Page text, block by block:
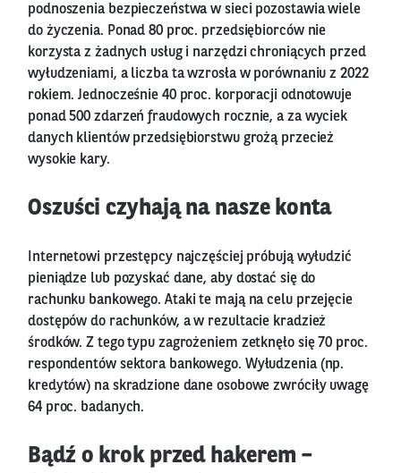
podnoszenia bezpieczeństwa w sieci pozostawia wiele
do życzenia. Ponad 80 proc. przedsiębiorców nie
korzysta z żadnych usług i narzędzi chroniących przed
wyłudzeniami, a liczba ta wzrosła w porównaniu z 2022
rokiem. Jednocześnie 40 proc. korporacji odnotowuje
ponad 500 zdarzeń fraudowych rocznie, a za wyciek
danych klientów przedsiębiorstwu grożą przecież
wysokie kary.
Oszuści czyhają na nasze konta
Internetowi przestępcy najczęściej próbują wyłudzić
pieniądze lub pozyskać dane, aby dostać się do
rachunku bankowego. Ataki te mają na celu przejęcie
dostępów do rachunków, a w rezultacie kradzież
środków. Z tego typu zagrożeniem zetknęło się 70 proc.
respondentów sektora bankowego. Wyłudzenia (np.
kredytów) na skradzione dane osobowe zwróciły uwagę
64 proc. badanych.
Bądź o krok przed hakerem –